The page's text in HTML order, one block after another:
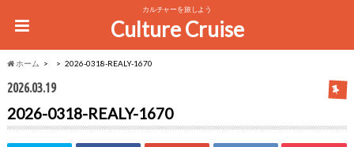
カルチャーを旅しよう
Culture Cruise
ホーム 2026-0318-REALY-1670
2026.03.19
2026-0318-REALY-1670